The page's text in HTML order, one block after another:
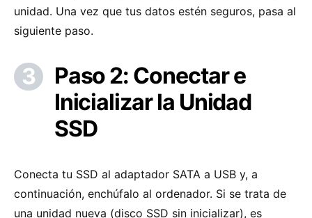
unidad. Una vez que tus datos estén seguros, pasa al
siguiente paso.
Paso 2: Conectar e
Inicializar la Unidad
SSD
Conecta tu SSD al adaptador SATA a USB y, a
continuación, enchúfalo al ordenador. Si se trata de
una unidad nueva (disco SSD sin inicializar), es